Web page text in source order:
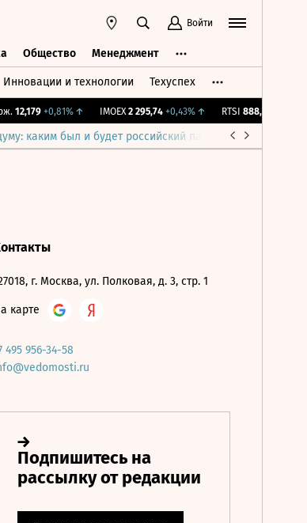
Войти
Общество Менеджмент
Инновации и технологии Техуспех
12,179 +0,81%↑ IMOEX 2 295,74 +0,43%↑ RTSI 888,38
каким был и будет российский парламент
г. Москва, ул. Полковая, д. 3, стр. 1
карте
495 956-34-58